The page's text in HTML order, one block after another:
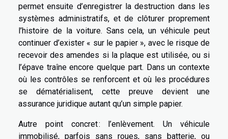
permet ensuite d’enregistrer la destruction dans les
systèmes administratifs, et de clôturer proprement
l’histoire de la voiture. Sans cela, un véhicule peut
continuer d’exister « sur le papier », avec le risque de
recevoir des amendes si la plaque est utilisée, ou si
l’épave traîne encore quelque part. Dans un contexte
où les contrôles se renforcent et où les procédures
se dématérialisent, cette preuve devient une
assurance juridique autant qu’un simple papier.
Autre point concret : l’enlèvement. Un véhicule
immobilisé, parfois sans roues, sans batterie, ou